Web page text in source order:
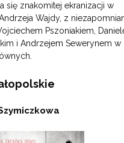
się znakomitej ekranizacji w
Wajdy, z
Pszoniakiem,
i Andrzejem Sewerynem w